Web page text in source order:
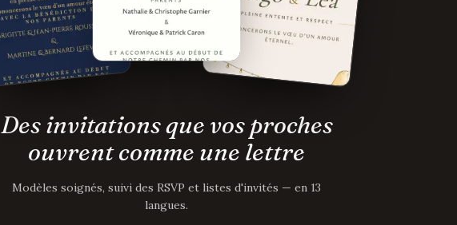
Des invitations que vos proches
ouvrent comme une lettre
Modèles soignés, suivi des RSVP et listes d'invités — en 13
langues.